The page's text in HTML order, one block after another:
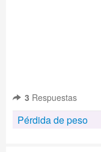
3 Respuestas
Pérdida de peso